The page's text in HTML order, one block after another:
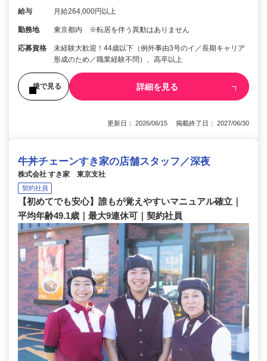
給与 月給264,000円以上
勤務地 東京都内 ※転居を伴う異動はありません
応募資格
未経験大歓迎！44歳以下（例外事由3号のイ／長期キャリア
形成のため／職業経験不問）、高卒以上
後で見る 詳細を見る
更新日： 2026/06/15 掲載終了日： 2027/06/30
牛丼チェーンすき家の店舗スタッフ／深夜
株式会社 すき家 東京支社
契約社員
【初めてでも安心】誰もが覚えやすいマニュアル確立｜
平均年齢49.1歳｜最大9連休可｜契約社員